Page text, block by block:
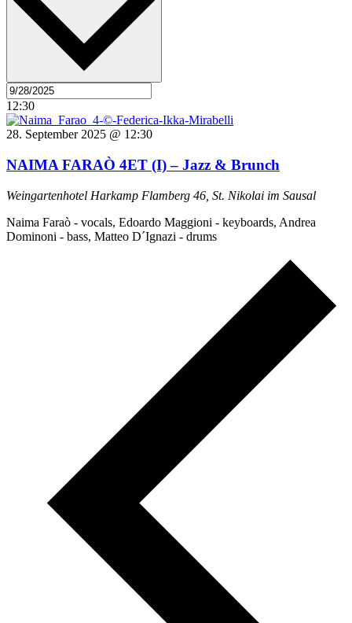
12:30
28. September 2025 @ 12:30
NAIMA FARAÒ 4ET (I) – Jazz & Brunch
Weingartenhotel Harkamp Flamberg 46, St. Nikolai im Sausal
Naima Faraò - vocals, Edoardo Maggioni - keyboards, Andrea
Dominoni - bass, Matteo D´Ignazi - drums